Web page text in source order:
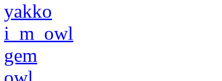
yakko
i_m_owl
gem